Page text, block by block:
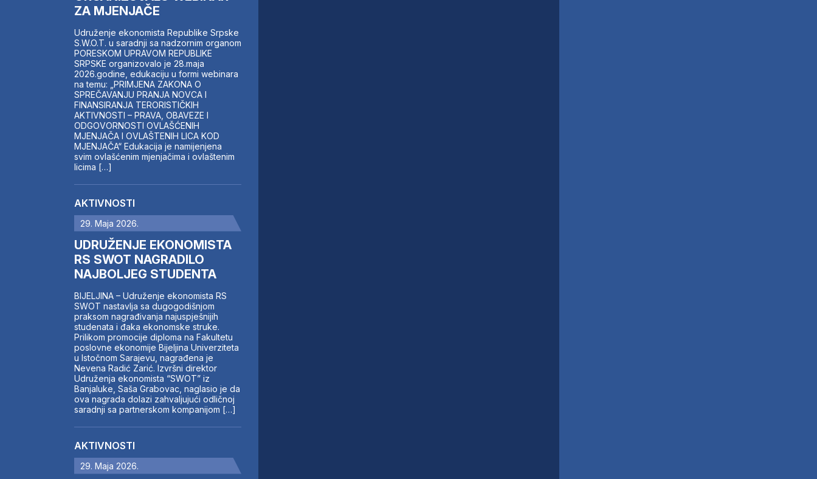
ZA MJENJAČE
Udruženje ekonomista Republike Srpske
S.W.O.T. u saradnji sa nadzornim organom
PORESKOM UPRAVOM REPUBLIKE
SRPSKE organizovalo je 28.maja
2026.godine, edukaciju u formi webinara
na temu: „PRIMJENA ZAKONA O
SPREČAVANJU PRANJA NOVCA I
FINANSIRANJA TERORISTIČKIH
AKTIVNOSTI – PRAVA, OBAVEZE I
ODGOVORNOSTI OVLAŠĆENIH
MJENJAČA I OVLAŠTENIH LICA KOD
MJENJAČA“ Edukacija je namijenjena
svim ovlašćenim mjenjačima i ovlaštenim
licima […]
AKTIVNOSTI
29. Maja 2026.
UDRUŽENJE EKONOMISTA
RS SWOT NAGRADILO
NAJBOLJEG STUDENTA
BIJELJINA – Udruženje ekonomista RS
SWOT nastavlja sa dugogodišnjom
praksom nagrađivanja najuspješnijih
studenata i đaka ekonomske struke.
Prilikom promocije diploma na Fakultetu
poslovne ekonomije Bijeljina Univerziteta
u Istočnom Sarajevu, nagrađena je
Nevena Radić Zarić. Izvršni direktor
Udruženja ekonomista “SWOT” iz
Banjaluke, Saša Grabovac, naglasio je da
ova nagrada dolazi zahvaljujući odličnoj
saradnji sa partnerskom kompanijom […]
AKTIVNOSTI
29. Maja 2026.